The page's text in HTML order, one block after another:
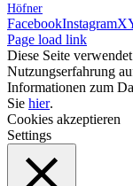
Höfner
FacebookInstagramX
Page load link
Diese Seite
Nutzungserfahrung
Informationen zum
Sie hier.
Cookies akzeptieren
Settings